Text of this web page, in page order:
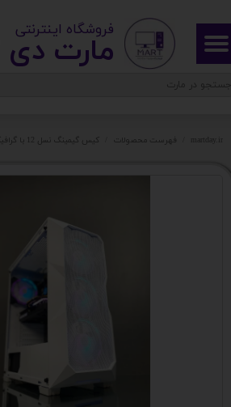
حساب کاربری من
تغییر گذر واژه
خروج از حساب کاربری
مارت دی​​​​​​
​ ​فروشگاه اینترنتی
martday.ir فهرست محصولات کیس گیمینگ نسل 12 با گرافیک rx5700xt با کد 2082